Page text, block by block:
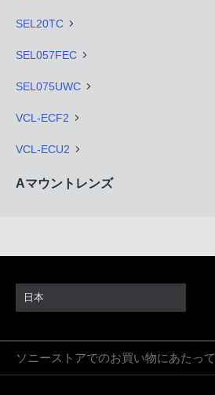
SEL20TC
SEL057FEC
SEL075UWC
VCL-ECF2
VCL-ECU2
Aマウントレンズ
日本
ソニーストアでのお買い物にあたって